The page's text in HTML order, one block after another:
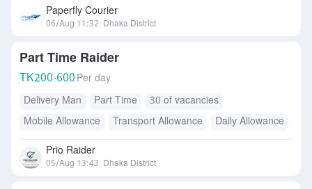
Paperfly Courier
06/Aug 11:32 Dhaka District
Part Time Raider
TK200-600 Per day
Delivery Man
Part Time
30 of vacancies
Mobile Allowance
Transport Allowance Daily Allowance
Prio Raider
05/Aug 13:43 Dhaka District